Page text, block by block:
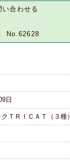
合わせる
No.62628
日
ＴＲＩＣＡＴ（３種）